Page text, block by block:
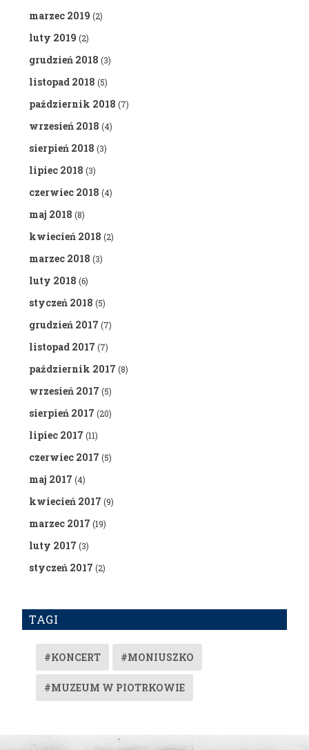
marzec 2019 (2)
luty 2019 (2)
grudzień 2018 (3)
listopad 2018 (5)
październik 2018 (7)
wrzesień 2018 (4)
sierpień 2018 (3)
lipiec 2018 (3)
czerwiec 2018 (4)
maj 2018 (8)
kwiecień 2018 (2)
marzec 2018 (3)
luty 2018 (6)
styczeń 2018 (5)
grudzień 2017 (7)
listopad 2017 (7)
październik 2017 (8)
wrzesień 2017 (5)
sierpień 2017 (20)
lipiec 2017 (11)
czerwiec 2017 (5)
maj 2017 (4)
kwiecień 2017 (9)
marzec 2017 (19)
luty 2017 (3)
styczeń 2017 (2)
TAGI
#KONCERT #MONIUSZKO
#MUZEUM W PIOTRKOWIE